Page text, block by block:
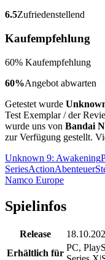
6.5Zufriedenstellend
Kaufempfehlung
60% Kaufempfehlung
60%Angebot abwarten
Getestet wurde
Test Exemplar / der
wurde uns von Bandai
zur Verfügung gestellt.
Unknown 9: Awakening
SeriesActionAbenteuer
Namco Europe
Spielinfos
Release
Erhältlich für
PC,